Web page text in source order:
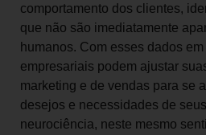
comportamento dos clientes,
que não são imediatamente
humanos. Com esses dados
empresariais podem ajustar
marketing e de vendas para se
desejos e necessidades de
neurociência, neste mesmo